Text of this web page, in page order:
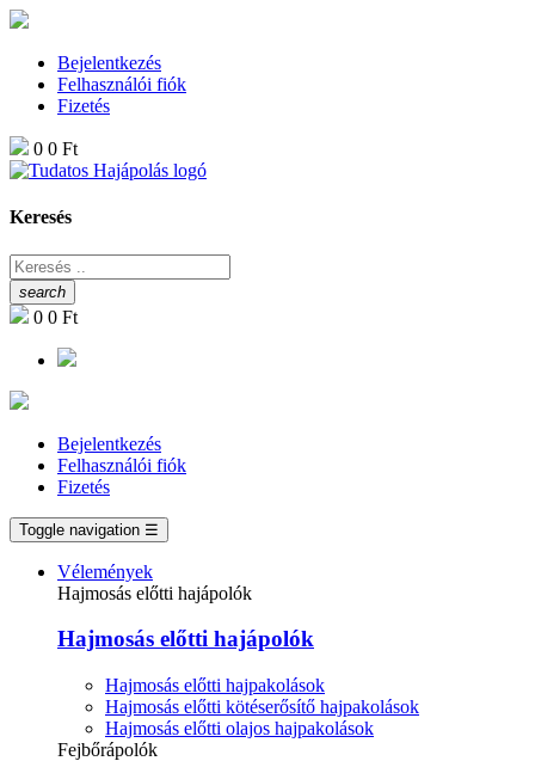
Bejelentkezés
Felhasználói fiók
Fizetés
0 0 Ft
Keresés
search
0 0 Ft
Bejelentkezés
Felhasználói fiók
Fizetés
Toggle navigation ☰
Vélemények
Hajmosás előtti hajápolók
Hajmosás előtti hajápolók
Hajmosás előtti hajpakolások
Hajmosás előtti kötéserősítő hajpakolások
Hajmosás előtti olajos hajpakolások
Fejbőrápolók